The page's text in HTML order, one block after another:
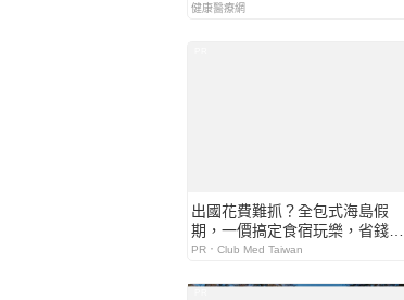
健康醫療網
出國花費難抓？全包式海島假
期，一價搞定食宿玩樂，省錢更
省心！
PR．Club Med Taiwan